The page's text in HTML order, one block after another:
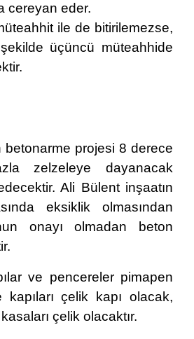
cereyan eder.
ile de bitirilemezse,
üçüncü müteahhide
projesi 8 derece
zelzeleye dayanacak
Ali Bülent inşaatın
eksiklik olmasından
onayı olmadan beton
pencereler pimapen
kapıları çelik kapı olacak,
çelik olacaktır.